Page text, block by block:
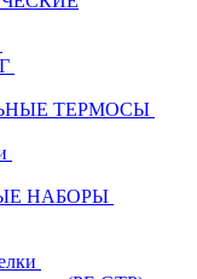
ТЕРМОСЫ
НАБОРЫ